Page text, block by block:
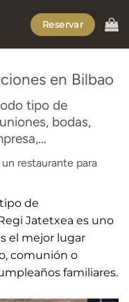
Reservar
en Bilbao
tipo de
bodas,
restaurante para
de
Jatetxea es uno
el mejor lugar
comunión o
familiares.